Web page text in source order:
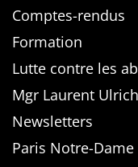
Comptes-rendus
Formation
Lutte contre les
Mgr Laurent Ulrich
Newsletters
Paris Notre-Dame